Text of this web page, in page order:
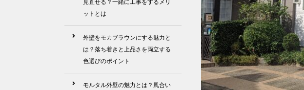
見直せる？一緒に工事をするメリ
ットとは
外壁をモカブラウンにする魅力と
は？落ち着きと上品さを両立する
色選びのポイント
モルタル外壁の魅力とは？風合い